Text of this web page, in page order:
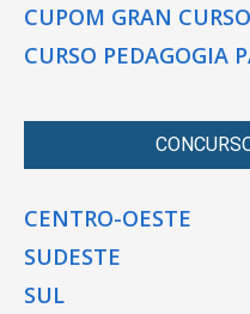
CUPOM GRAN
CURSO PEDAGOGIA
CENTRO-OESTE
SUDESTE
SUL